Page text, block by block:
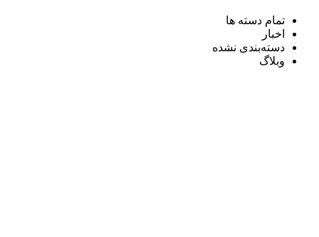
تمام دسته ها
اخبار
دسته‌بندی نشده
وبلاگ